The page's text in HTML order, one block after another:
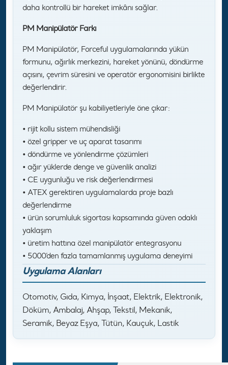
daha kontrollü bir hareket imkânı sağlar.
PM Manipülatör Farkı
PM Manipülatör, Forceful uygulamalarında yükün
formunu, ağırlık merkezini, hareket yönünü, döndürme
açısını, çevrim süresini ve operatör ergonomisini birlikte
değerlendirir.
PM Manipülatör şu kabiliyetleriyle öne çıkar:
• rijit kollu sistem mühendisliği
• özel gripper ve uç aparat tasarımı
• döndürme ve yönlendirme çözümleri
• ağır yüklerde denge ve güvenlik analizi
• CE uygunluğu ve risk değerlendirmesi
• ATEX gerektiren uygulamalarda proje bazlı
değerlendirme
• ürün sorumluluk sigortası kapsamında güven odaklı
yaklaşım
• üretim hattına özel manipülatör entegrasyonu
• 5000’den fazla tamamlanmış uygulama deneyimi
Uygulama Alanları
Otomotiv, Gıda, Kimya, İnşaat, Elektrik, Elektronik,
Döküm, Ambalaj, Ahşap, Tekstil, Mekanik,
Seramik, Beyaz Eşya, Tütün, Kauçuk, Lastik